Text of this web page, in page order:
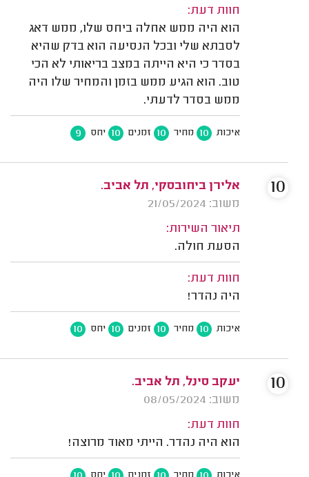
חוות דעת:
הוא היה ממש אחלה ביחס שלו, ממש דאג
לסבתא שלי ובכל הנסיעה הוא בדק שהיא
בסדר כי היא הייתה במצב בריאותי לא הכי
טוב. הוא הגיע ממש בזמן והמחיר שלו היה
ממש בסדר לדעתי.
איכות 10 מחיר 10 זמנים 10 יחס 9
אלירן ביחובסקי, תל אביב.
משוב: 21/05/2024
תיאור השירות:
הסעת חולה.
חוות דעת:
היה נהדר!
איכות 10 מחיר 10 זמנים 10 יחס 10
10
יעקב סינל, תל אביב.
משוב: 08/05/2024
חוות דעת:
הוא היה נהדר. הייתי מאוד מרוצה!
10